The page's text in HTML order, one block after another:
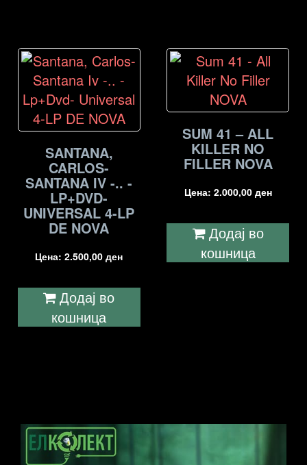
SANTANA,
CARLOS-
SANTANA IV -.. -
LP+DVD-
UNIVERSAL 4-LP
DE NOVA
Цена:2.500,00ден
Додај во
кошница
SUM 41 – ALL
KILLER NO
FILLER NOVA
Цена: 2.000,00 ден
Додај во
кошница